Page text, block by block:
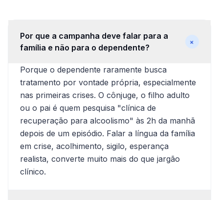
Por que a campanha deve falar para a
família e não para o dependente?
+
Porque o dependente raramente busca
tratamento por vontade própria, especialmente
nas primeiras crises. O cônjuge, o filho adulto
ou o pai é quem pesquisa "clínica de
recuperação para alcoolismo" às 2h da manhã
depois de um episódio. Falar a língua da família
em crise, acolhimento, sigilo, esperança
realista, converte muito mais do que jargão
clínico.